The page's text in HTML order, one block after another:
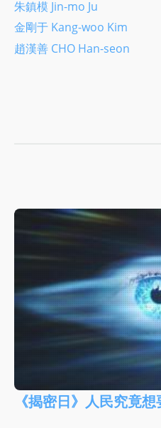
朱鎮模 Jin-mo Ju
金剛于 Kang-woo Kim
趙漢善 CHO Han-seon
《揭密日》人民究竟